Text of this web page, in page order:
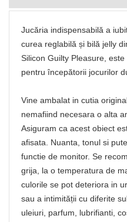
Jucăria indispensabilă a
curea reglabilă și bilă jelly
Silicon Guilty Pleasure,
pentru începătorii jocurilor
Vine ambalat in cutia
nemafiind necesara o alta
Asiguram ca acest obiect
afisata. Nuanta, tonul si
functie de monitor. Se
grija, la o temperatura de
culorile se pot deteriora in
sau a intimității cu diferite
uleiuri, parfum, lubrifianti,